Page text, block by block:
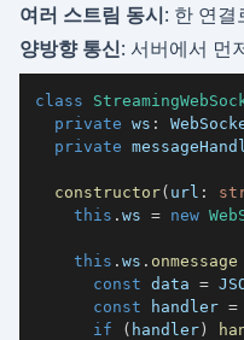
여러 스트림 동시: 한 연결
양방향 통신: 서버에서 먼
class
private ws :
private
constructor( url :
this . ws = new
this . ws . onmessage
const data =
const handler =
if
( handler)